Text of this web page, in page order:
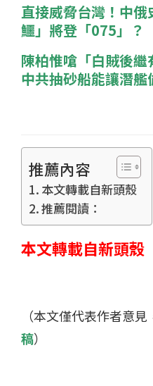
直接威脅台灣！中
鱷」將登「075」？
陳柏惟嗆「白賊後繼
中共抽砂船能讓潛艦
推薦內容
本文轉載自新頭殼
推薦閱讀：
本文轉載自新頭殼
（本文僅代表作者意
稿）